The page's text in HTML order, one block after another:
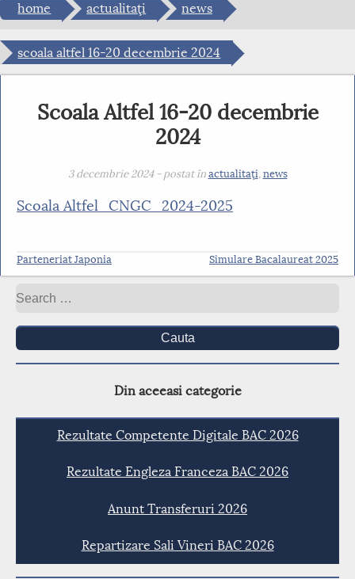
Reset
options
cached
home actualitaţi news
scoala altfel 16-20 decembrie 2024
Scoala Altfel 16-20 decembrie
2024
3 decembrie 2024 - postat înactualitaţi,news
Scoala Altfel_CNGC_2024-2025
Parteneriat Japonia Simulare Bacalaureat 2025
Cauta
Din aceeasi categorie
Rezultate Competente Digitale BAC 2026
Rezultate Engleza Franceza BAC 2026
Anunt Transferuri 2026
Repartizare Sali Vineri BAC 2026